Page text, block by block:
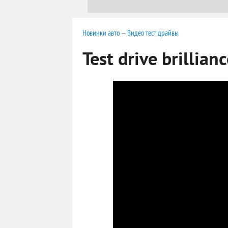
Новинки авто — Видео тест драйвы
Test drive